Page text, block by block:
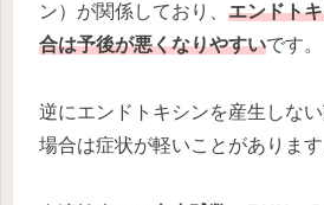
ン）が関係しており、 エンドト
合は予後が悪くなりやすいです。
逆にエンドトキシンを産生しな
場合は症状が軽いことがあります